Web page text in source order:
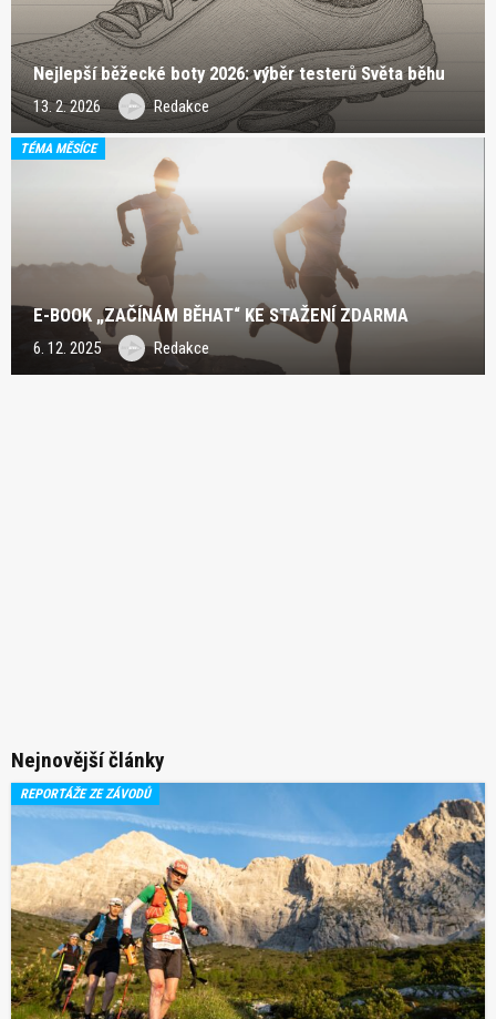
Nejlepší běžecké boty 2026: výběr testerů Světa běhu
13. 2. 2026 Redakce
TÉMA MĚSÍCE
E-BOOK „ZAČÍNÁM BĚHAT“ KE STAŽENÍ ZDARMA
6. 12. 2025 Redakce
Nejnovější články
REPORTÁŽE ZE ZÁVODŮ